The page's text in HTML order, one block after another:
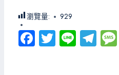
瀏覽量: 929
Fa
ce
T
wi
Li
ne
Te
le